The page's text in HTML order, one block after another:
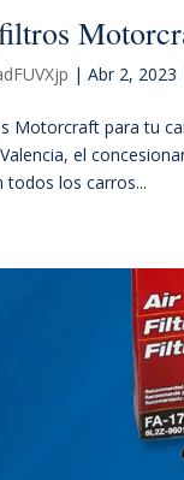
|Abr 2, 2023
Motorcraft para tu
el
todos los carros...